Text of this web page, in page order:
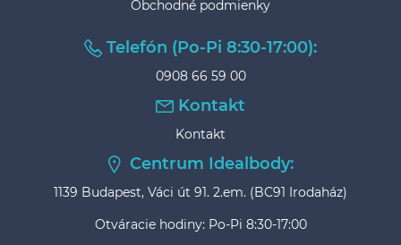
Obchodné podmienky
Telefón (Po-Pi 8:30-17:00):
0908 66 59 00
Kontakt
Kontakt
Centrum Idealbody:
1139 Budapest, Váci út 91. 2.em. (BC91 Irodaház)
Otváracie hodiny: Po-Pi 8:30-17:00